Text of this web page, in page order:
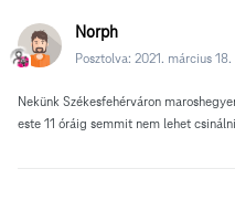
Norph
Posztolva: 2021. március 18.
Nekünk Székesfehérváron
este 11 óráig semmit nem lehet